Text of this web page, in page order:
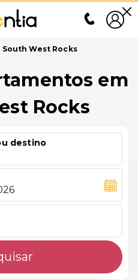
South West Rocks
em
Rocks
destino